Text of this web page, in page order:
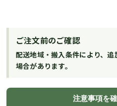
ご注文前のご確認
配送地域・搬入条件により、
場合があります。
注意事項を